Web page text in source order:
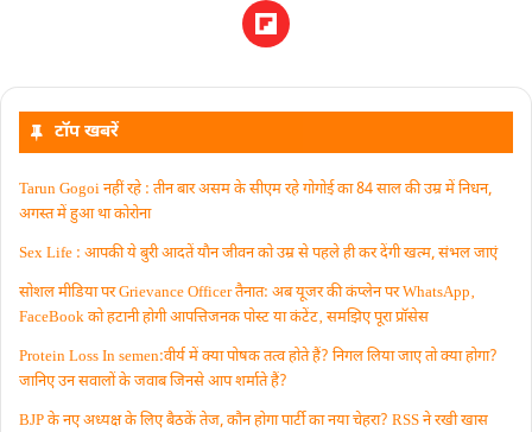
टॉप खबरें
Tarun Gogoi नहीं रहे : तीन बार असम के सीएम रहे गोगोई का 84 साल की उम्र में निधन,
अगस्त में हुआ था कोरोना
Sex Life : आपकी ये बुरी आदतें याैन जीवन को उम्र से पहले ही कर देंगी खत्म, संभल जाएं
सोशल मीडिया पर Grievance Officer तैनात: अब यूजर की कंप्लेन पर WhatsApp‚
FaceBook को हटानी होगी आपत्तिजनक पोस्ट या कंटेंट‚ समझिए पूरा प्रॉसेस
Protein Loss In semen:वीर्य में क्या पोषक तत्व होते हैं? निगल लिया जाए तो क्या होगा?
जानिए उन सवालों के जवाब जिनसे आप शर्माते हैं?
BJP के नए अध्यक्ष के लिए बैठकें तेज, कौन होगा पार्टी का नया चेहरा? RSS ने रखी खास